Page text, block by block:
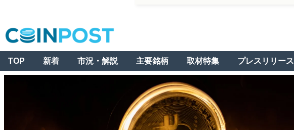
TOP 新着 市況・解説 主要銘柄 取材特集 プレスリリース